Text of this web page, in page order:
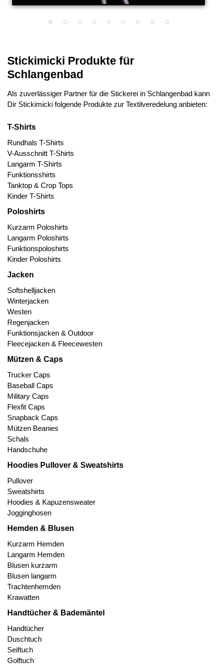
Stickimicki Produkte für
Schlangenbad
Als zuverlässiger Partner für die Stickerei in Schlangenbad kann
Dir Stickimicki folgende Produkte zur Textilveredelung anbieten:
T-Shirts
Rundhals T-Shirts
V-Ausschnitt T-Shirts
Langarm T-Shirts
Funktionsshirts
Tanktop & Crop Tops
Kinder T-Shirts
Poloshirts
Kurzarm Poloshirts
Langarm Poloshirts
Funktionspoloshirts
Kinder Poloshirts
Jacken
Softshelljacken
Winterjacken
Westen
Regenjacken
Funktionsjacken & Outdoor
Fleecejacken & Fleecewesten
Mützen & Caps
Trucker Caps
Baseball Caps
Military Caps
Flexfit Caps
Snapback Caps
Mützen Beanies
Schals
Handschuhe
Hoodies Pullover & Sweatshirts
Pullover
Sweatshirts
Hoodies & Kapuzensweater
Jogginghosen
Hemden & Blusen
Kurzarm Hemden
Langarm Hemden
Blusen kurzarm
Blusen langarm
Trachtenhemden
Krawatten
Handtücher & Bademäntel
Handtücher
Duschtuch
Seiftuch
Golftuch